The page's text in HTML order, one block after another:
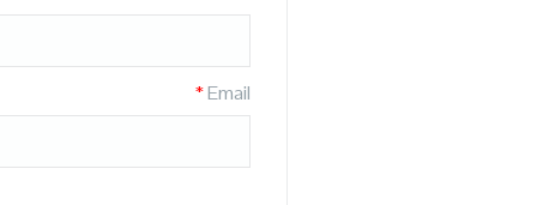
Email
*